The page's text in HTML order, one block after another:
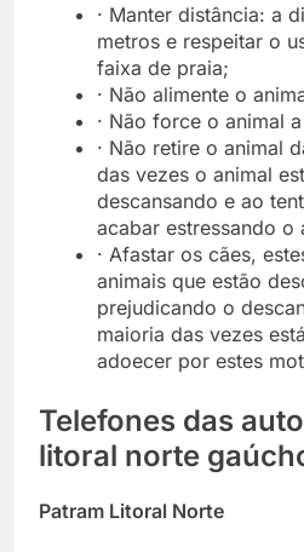
· Manter distância: a
metros e respeitar o
faixa de praia;
· Não alimente o
· Não force o animal
· Não retire o animal
das vezes o animal
descansando e ao
acabar estressando o
· Afastar os cães,
animais que estão
prejudicando o
maioria das vezes
adoecer por estes
Telefones das
litoral norte
Patram Litoral Norte